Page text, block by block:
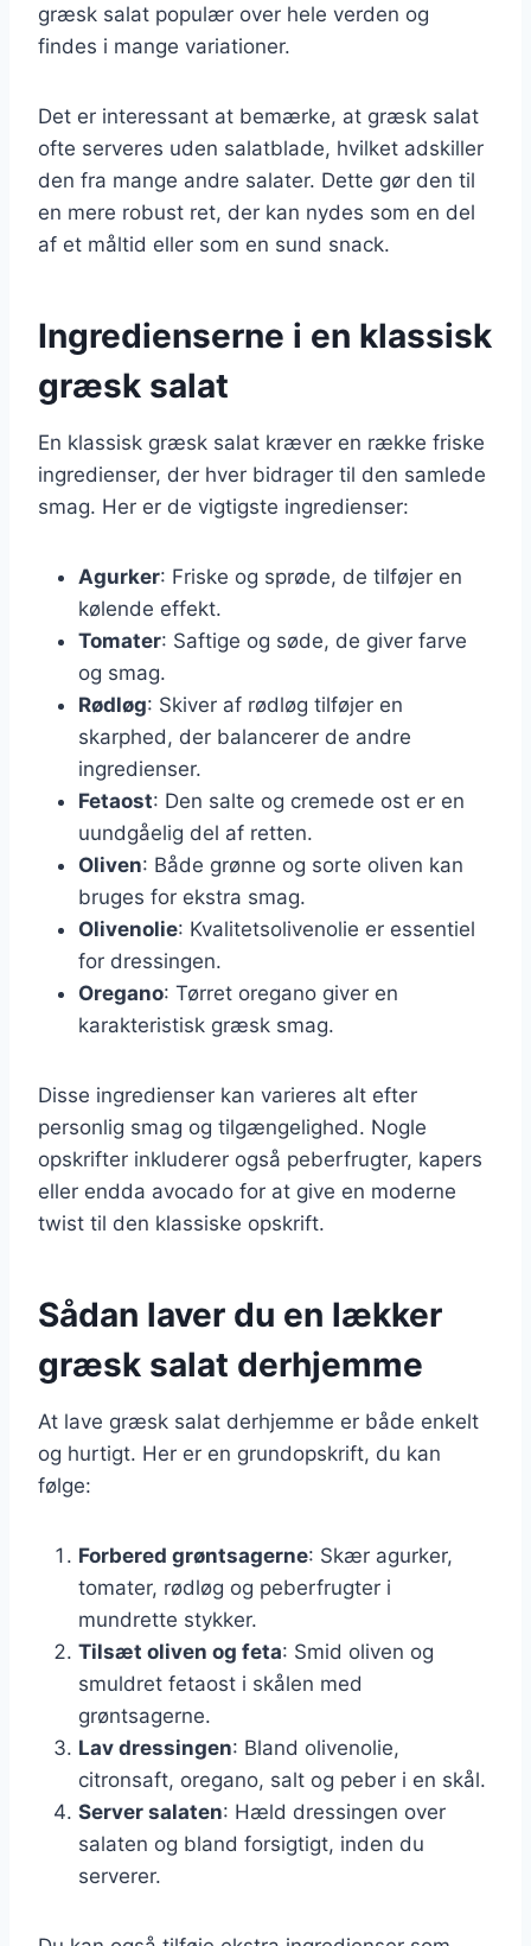
græsk salat populær over hele verden og
findes i mange variationer.
Det er interessant at bemærke, at græsk salat
ofte serveres uden salatblade, hvilket adskiller
den fra mange andre salater. Dette gør den til
en mere robust ret, der kan nydes som en del
af et måltid eller som en sund snack.
Ingredienserne i en klassisk
græsk salat
En klassisk græsk salat kræver en række friske
ingredienser, der hver bidrager til den samlede
smag. Her er de vigtigste ingredienser:
Agurker: Friske og sprøde, de tilføjer en
kølende effekt.
Tomater: Saftige og søde, de giver farve
og smag.
Rødløg: Skiver af rødløg tilføjer en
skarphed, der balancerer de andre
ingredienser.
Fetaost: Den salte og cremede ost er en
uundgåelig del af retten.
Oliven: Både grønne og sorte oliven kan
bruges for ekstra smag.
Olivenolie: Kvalitetsolivenolie er essentiel
for dressingen.
Oregano: Tørret oregano giver en
karakteristisk græsk smag.
Disse ingredienser kan varieres alt efter
personlig smag og tilgængelighed. Nogle
opskrifter inkluderer også peberfrugter, kapers
eller endda avocado for at give en moderne
twist til den klassiske opskrift.
Sådan laver du en lækker
græsk salat derhjemme
At lave græsk salat derhjemme er både enkelt
og hurtigt. Her er en grundopskrift, du kan
følge:
Forbered grøntsagerne: Skær agurker,
tomater, rødløg og peberfrugter i
mundrette stykker.
Tilsæt oliven og feta: Smid oliven og
smuldret fetaost i skålen med
grøntsagerne.
Lav dressingen: Bland olivenolie,
citronsaft, oregano, salt og peber i en skål.
Server salaten: Hæld dressingen over
salaten og bland forsigtigt, inden du
serverer.